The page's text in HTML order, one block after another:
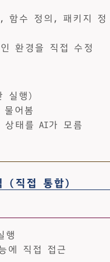
함수 정의, 패키지 정
환경을 직접 수정
실행)
어봄
태를 AI가 모름
(직접 통합)
행
에 직접 접근